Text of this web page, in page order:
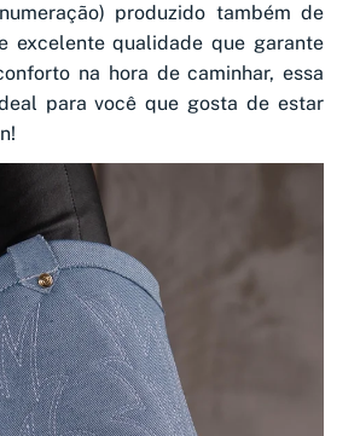
produzido também de
excelente qualidade que garante
na hora de caminhar, essa
para você que gosta de estar